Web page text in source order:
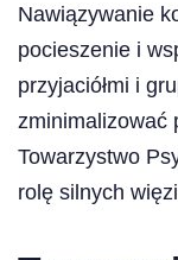
Nawiązywanie
pocieszenie i
przyjaciółmi i
zminimalizować
Towarzystwo
rolę silnych